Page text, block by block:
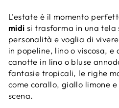
L'estate è il momento
midi si trasforma in una tela
personalità e voglia di
in popeline, lino o viscosa,
canotte in lino o bluse
fantasie tropicali, le righe
come corallo, giallo limone
scena.